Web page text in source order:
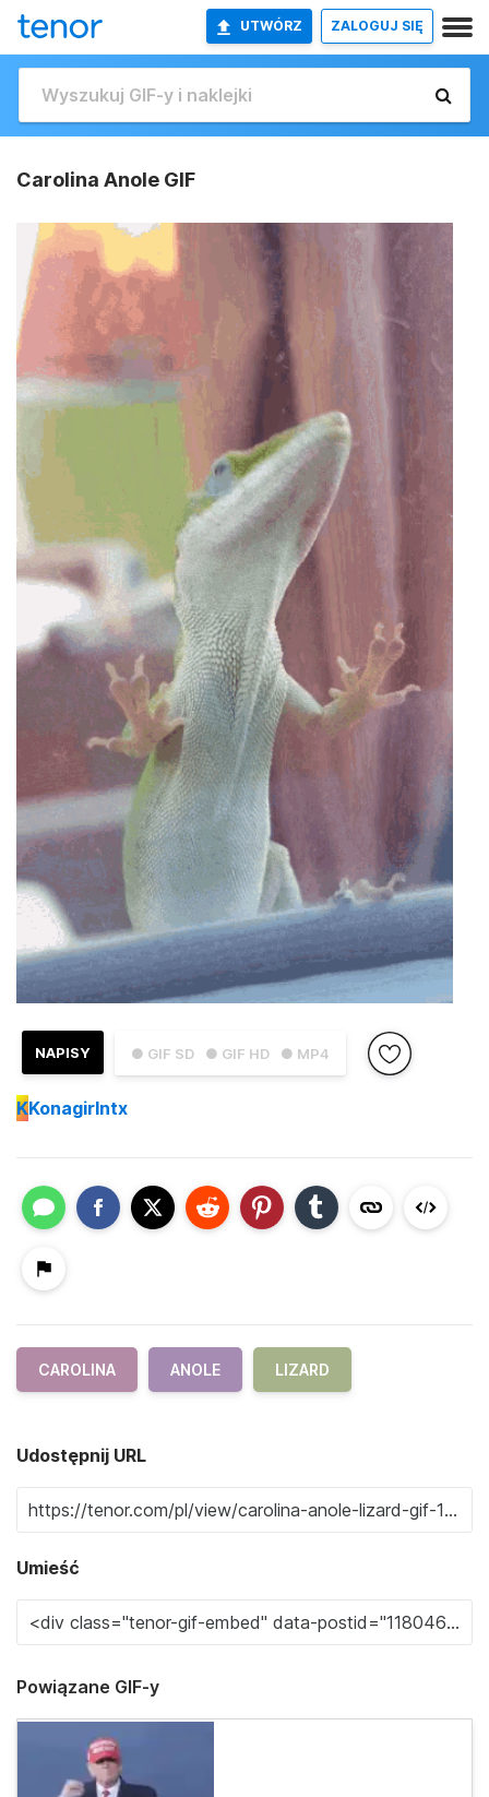
UTWÓRZ ZALOGUJ SIĘ
Carolina Anole GIF
● GIF SD ● GIF HD ● MP4
NAPISY
KKonagirlntx
CAROLINA ANOLE LIZARD
Udostępnij URL
Umieść
Powiązane GIF-y